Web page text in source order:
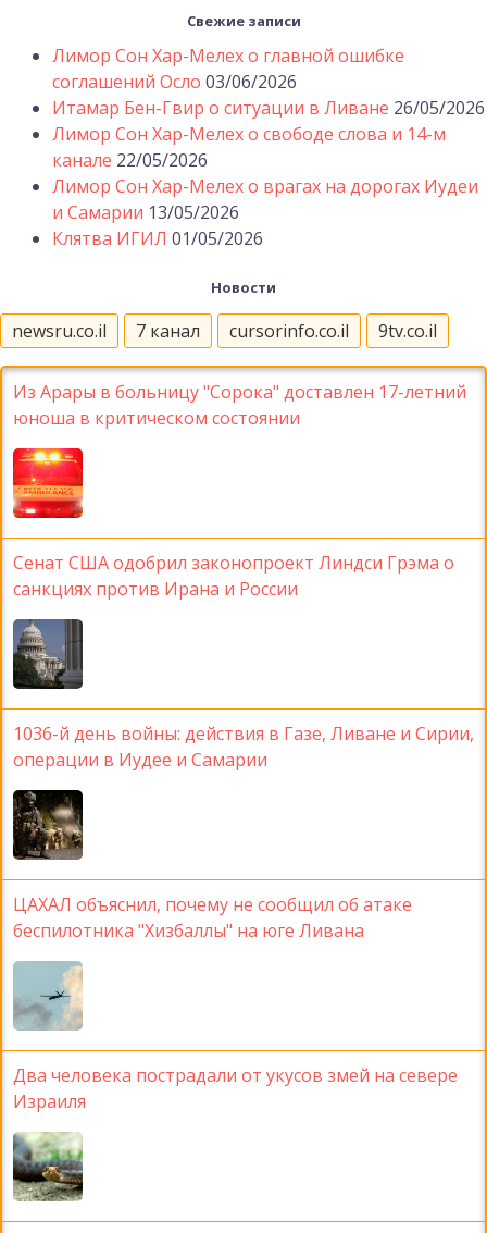
Свежие записи
Лимор Сон Хар-Мелех о главной ошибке
соглашений Осло 03/06/2026
Итамар Бен-Гвир о ситуации в Ливане 26/05/2026
Лимор Сон Хар-Мелех о свободе слова и 14-м
канале 22/05/2026
Лимор Сон Хар-Мелех о врагах на дорогах Иудеи
и Самарии 13/05/2026
Клятва ИГИЛ 01/05/2026
Новости
newsru.co.il 7 канал cursorinfo.co.il 9tv.co.il
Из Арары в больницу "Сорока" доставлен 17-летний
юноша в критическом состоянии
Сенат США одобрил законопроект Линдси Грэма о
санкциях против Ирана и России
1036-й день войны: действия в Газе, Ливане и Сирии,
операции в Иудее и Самарии
ЦАХАЛ объяснил, почему не сообщил об атаке
беспилотника "Хизбаллы" на юге Ливана
Два человека пострадали от укусов змей на севере
Израиля